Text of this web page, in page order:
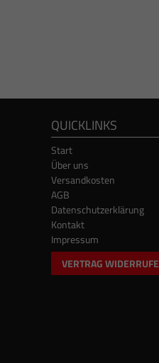
QUICKLINKS
Start
Über uns
Versandkosten
AGB
Datenschutzerklärung
Kontakt
Impressum
VERTRAG